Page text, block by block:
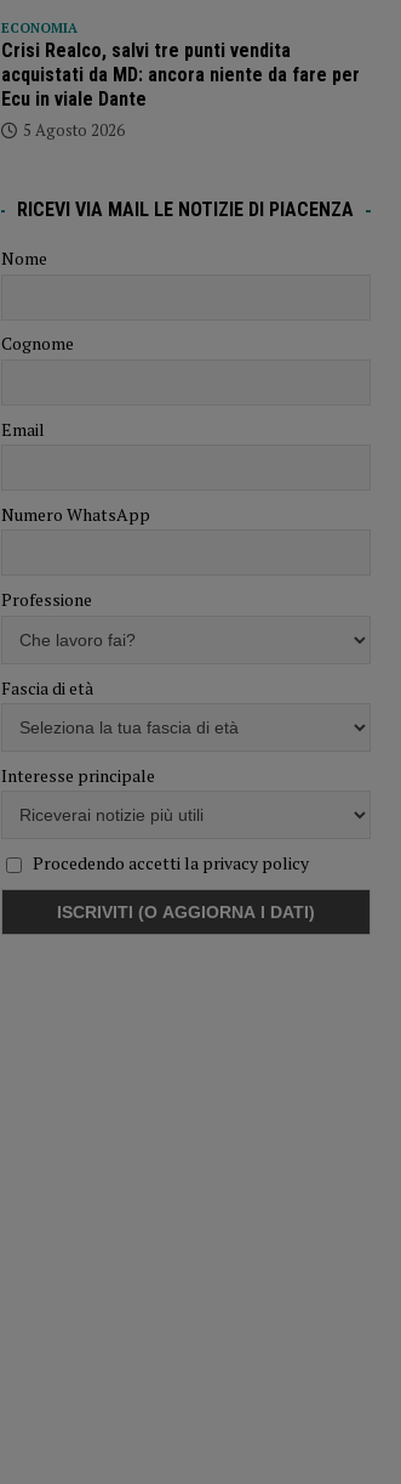
ECONOMIA
Crisi Realco, salvi tre punti vendita
acquistati da MD: ancora niente da fare per
Ecu in viale Dante
5 Agosto 2026
RICEVI VIA MAIL LE NOTIZIE DI PIACENZA
Nome
Cognome
Email
Numero WhatsApp
Professione
Fascia di età
Interesse principale
Procedendo accetti la privacy policy